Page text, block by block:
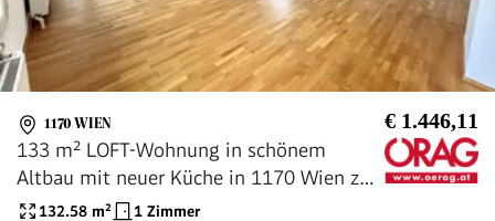
1170 WIEN € 1.446,11
133 m² LOFT-Wohnung in schönem
Altbau mit neuer Küche in 1170 Wien zu
mieten!
132.58 m² 1 Zimmer